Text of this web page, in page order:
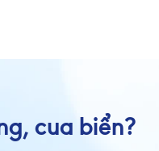
cua biển?